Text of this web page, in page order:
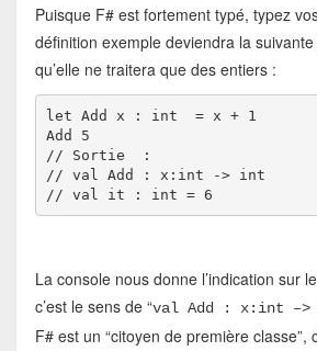
Puisque F# est fortement typé, typez
définition exemple deviendra la suivante
qu’elle ne traitera que des entiers :
let Add x : int  = x + 1
Add 5
// Sortie  :
// val Add : x:int -> int
// val it : int = 6
La console nous donne l’indication sur
c’est le sens de “val Add : x:int
F# est un “citoyen de première classe”,